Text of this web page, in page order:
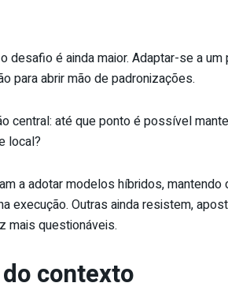
desafio é ainda maior. Adaptar-se a
para abrir mão de padronizações.
central: até que ponto é possível
local?
a adotar modelos híbridos,
execução. Outras ainda resistem,
mais questionáveis.
contexto